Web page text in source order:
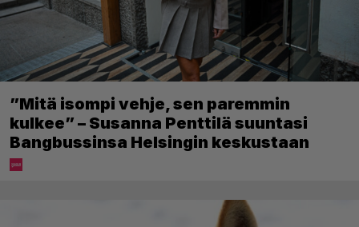
”Mitä isompi vehje, sen paremmin
kulkee” – Susanna Penttilä suuntasi
Bangbussinsa Helsingin keskustaan